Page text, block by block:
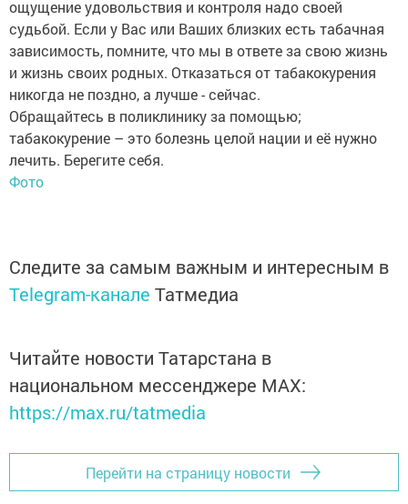
ощущение удовольствия и контроля надо своей
судьбой. Если у Вас или Ваших близких есть табачная
зависимость, помните, что мы в ответе за свою жизнь
и жизнь своих родных. Отказаться от табакокурения
никогда не поздно, а лучше - сейчас.
Обращайтесь в поликлинику за помощью;
табакокурение – это болезнь целой нации и её нужно
лечить. Берегите себя.
Фото
Следите за самым важным и интересным в
Telegram-канале Татмедиа
Читайте новости Татарстана в
национальном мессенджере MАХ:
https://max.ru/tatmedia
Перейти на страницу новости